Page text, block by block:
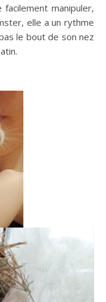
manipuler,
elle a un rythme
le bout de son nez